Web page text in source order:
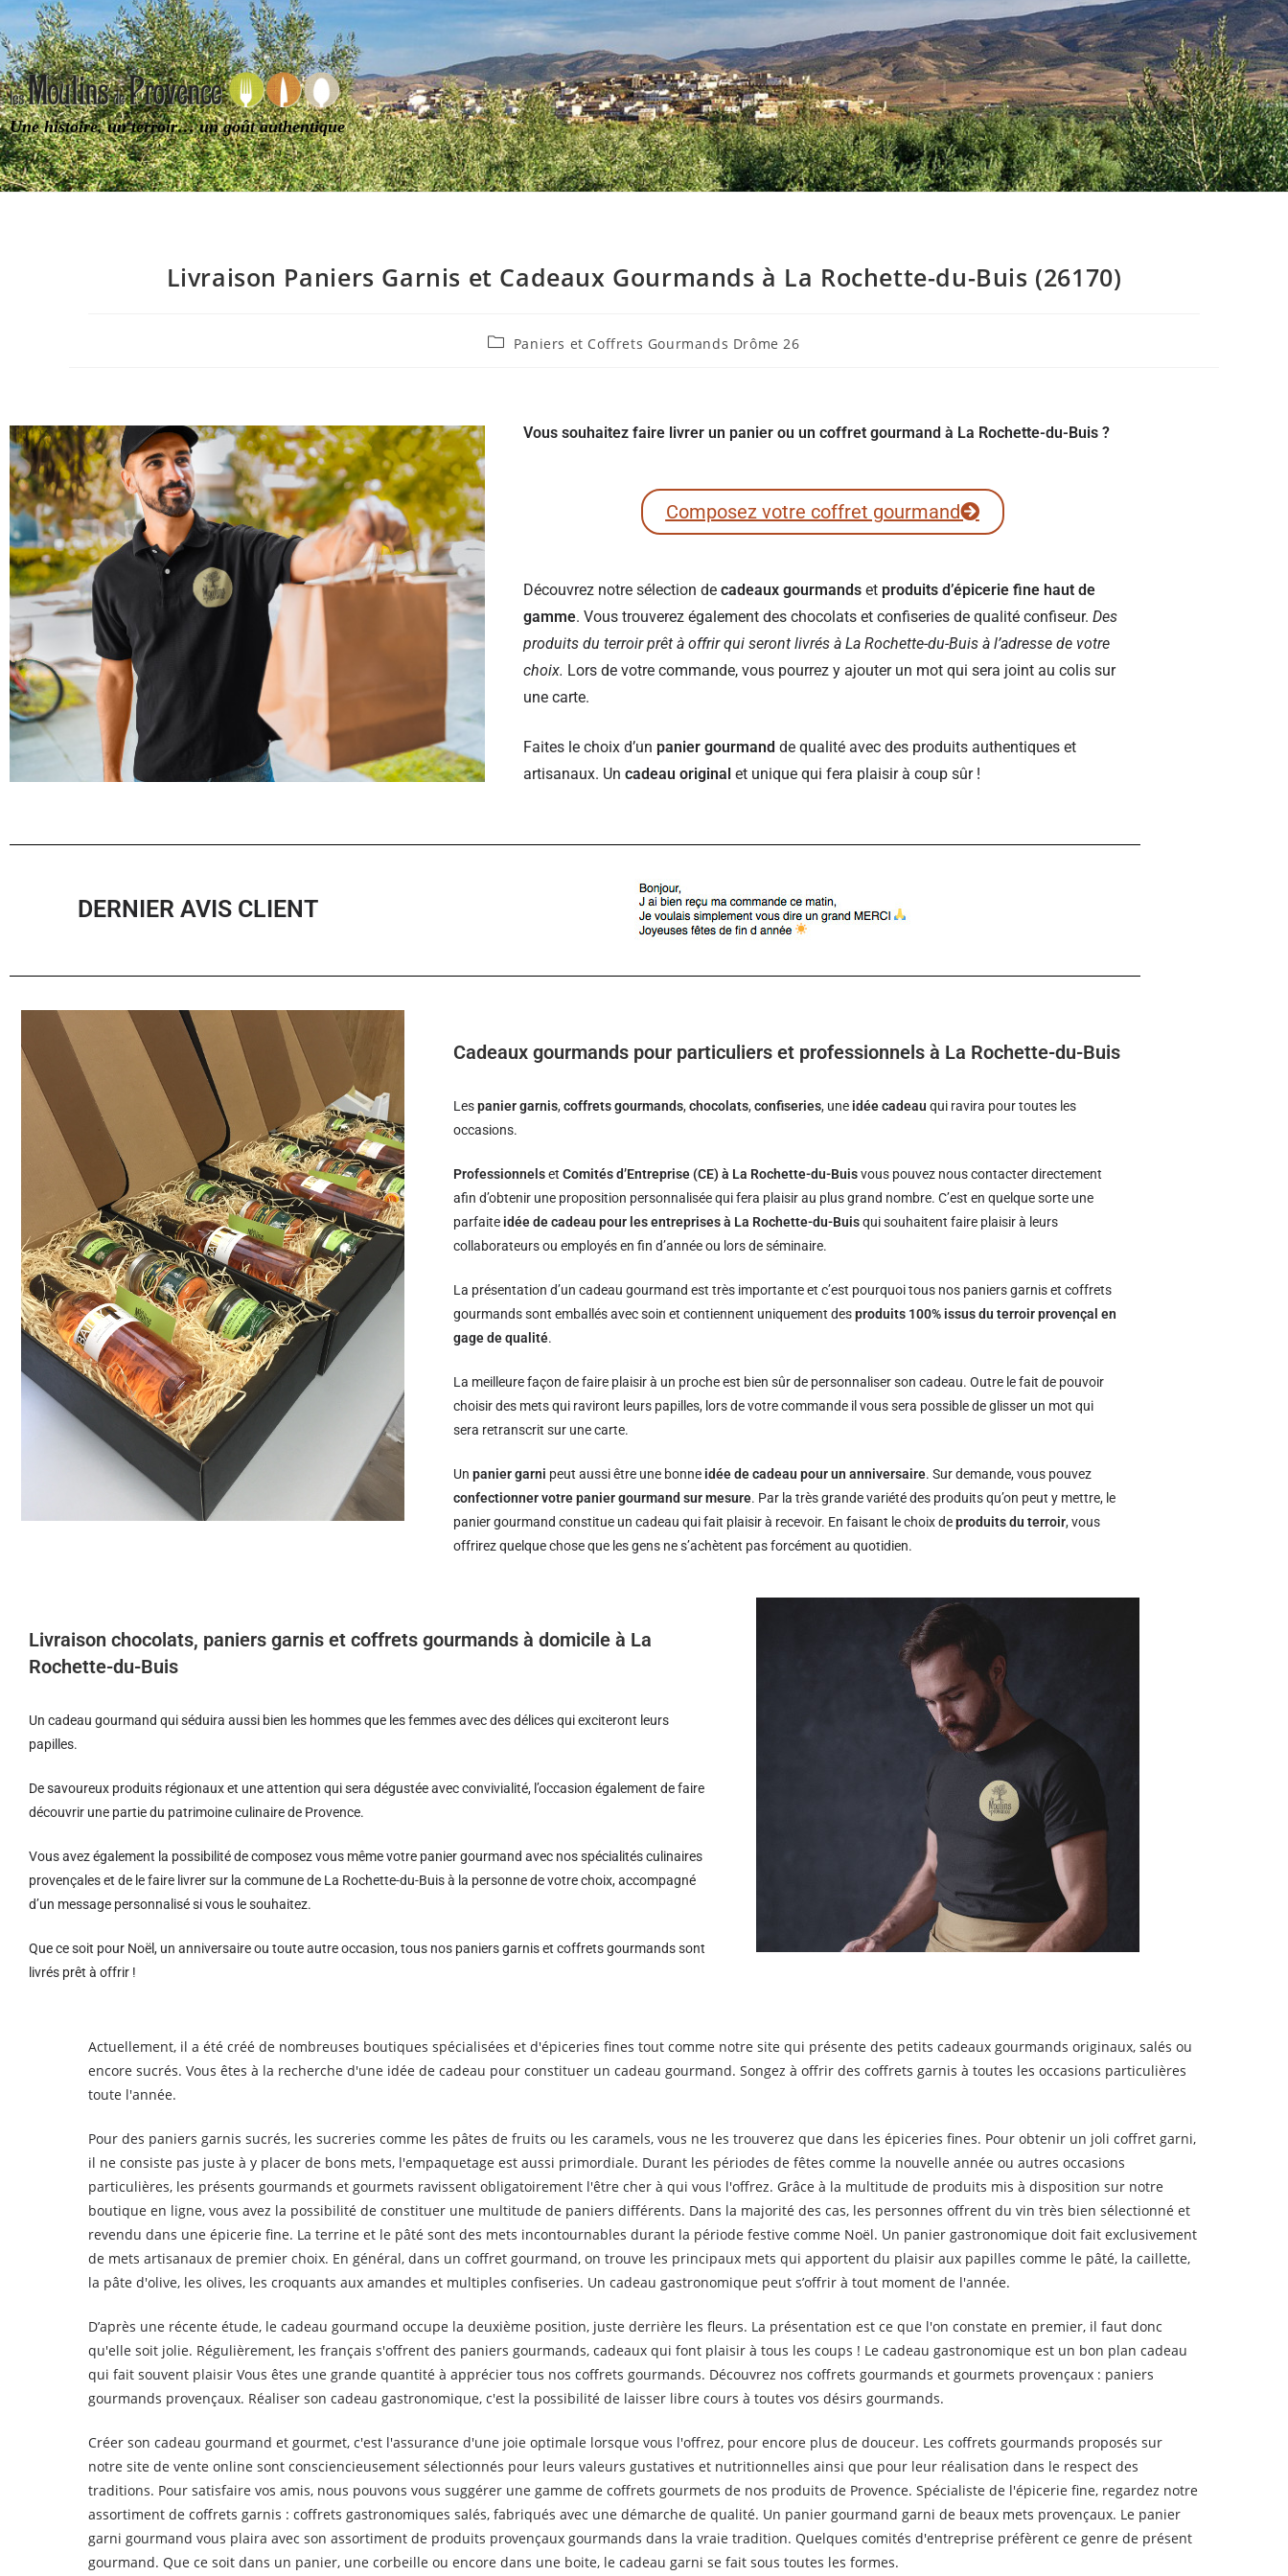
Une histoire, un terroir… un goût authentique
Livraison Paniers Garnis et Cadeaux Gourmands à La Rochette-du-Buis (26170)
Paniers et Coffrets Gourmands Drôme 26
Vous souhaitez faire livrer un panier ou un coffret gourmand à La Rochette-du-Buis ?
Composez votre coffret gourmand
Découvrez notre sélection de cadeaux gourmands et produits d’épicerie fine haut de
gamme. Vous trouverez également des chocolats et confiseries de qualité confiseur. Des
produits du terroir prêt à offrir qui seront livrés à La Rochette-du-Buis à l’adresse de votre
choix. Lors de votre commande, vous pourrez y ajouter un mot qui sera joint au colis sur
une carte.
Faites le choix d’un panier gourmand de qualité avec des produits authentiques et
artisanaux. Un cadeau original et unique qui fera plaisir à coup sûr !
DERNIER AVIS CLIENT
Cadeaux gourmands pour particuliers et professionnels à La Rochette-du-Buis
Lespanier garnis,coffrets gourmands,chocolats,confiseries, une idée cadeau qui ravira pour toutes les
occasions.
ProfessionnelsetComités d’Entreprise (CE) à La Rochette-du-Buisvous pouvez nous contacter directement
afin d’obtenir une proposition personnalisée qui fera plaisir au plus grand nombre. C’est en quelque sorte une
parfaite idée de cadeau pour les entreprises à La Rochette-du-Buisqui souhaitent faire plaisir à leurs
collaborateurs ou employés en fin d’année ou lors de séminaire.
La présentation d’un cadeau gourmand est très importante et c’est pourquoi tous nos paniers garnis et coffrets
gourmands sont emballés avec soin et contiennent uniquement desproduits 100% issus du terroir provençal en
gage de qualité.
La meilleure façon de faire plaisir à un proche est bien sûr de personnaliser son cadeau. Outre le fait de pouvoir
choisir des mets qui raviront leurs papilles, lors de votre commande il vous sera possible de glisser un mot qui
sera retranscrit sur une carte.
Unpanier garni peut aussi être une bonne idée de cadeau pour un anniversaire. Sur demande, vous pouvez
confectionner votre panier gourmand sur mesure. Par la très grande variété des produits qu’on peut y mettre, le
panier gourmand constitue un cadeau qui fait plaisir à recevoir. En faisant le choix deproduits du terroir, vous
offrirez quelque chose que les gens ne s’achètent pas forcément au quotidien.
Livraison chocolats, paniers garnis et coffrets gourmands à domicile à La
Rochette-du-Buis
Un cadeau gourmand qui séduira aussi bien les hommes que les femmes avec des délices qui exciteront leurs
papilles.
De savoureux produits régionaux et une attention qui sera dégustée avec convivialité, l’occasion également de faire
découvrir une partie du patrimoine culinaire de Provence.
Vous avez également la possibilité de composez vous même votre panier gourmand avec nos spécialités culinaires
provençales et de le faire livrer sur la commune de La Rochette-du-Buis à la personne de votre choix, accompagné
d’un message personnalisé si vous le souhaitez.
Que ce soit pour Noël, un anniversaire ou toute autre occasion, tous nos paniers garnis et coffrets gourmands sont
livrés prêt à offrir !
Actuellement, il a été créé de nombreuses boutiques spécialisées et d'épiceries fines tout comme notre site qui présente des petits cadeaux gourmands originaux, salés ou
encore sucrés. Vous êtes à la recherche d'une idée de cadeau pour constituer un cadeau gourmand. Songez à offrir des coffrets garnis à toutes les occasions particulières
toute l'année.
Pour des paniers garnis sucrés, les sucreries comme les pâtes de fruits ou les caramels, vous ne les trouverez que dans les épiceries fines. Pour obtenir un joli coffret garni,
il ne consiste pas juste à y placer de bons mets, l'empaquetage est aussi primordiale. Durant les périodes de fêtes comme la nouvelle année ou autres occasions
particulières, les présents gourmands et gourmets ravissent obligatoirement l'être cher à qui vous l'offrez. Grâce à la multitude de produits mis à disposition sur notre
boutique en ligne, vous avez la possibilité de constituer une multitude de paniers différents. Dans la majorité des cas, les personnes offrent du vin très bien sélectionné et
revendu dans une épicerie fine. La terrine et le pâté sont des mets incontournables durant la période festive comme Noël. Un panier gastronomique doit fait exclusivement
de mets artisanaux de premier choix. En général, dans un coffret gourmand, on trouve les principaux mets qui apportent du plaisir aux papilles comme le pâté, la caillette,
la pâte d'olive, les olives, les croquants aux amandes et multiples confiseries. Un cadeau gastronomique peut s’offrir à tout moment de l'année.
D’après une récente étude, le cadeau gourmand occupe la deuxième position, juste derrière les fleurs. La présentation est ce que l'on constate en premier, il faut donc
qu'elle soit jolie. Régulièrement, les français s'offrent des paniers gourmands, cadeaux qui font plaisir à tous les coups ! Le cadeau gastronomique est un bon plan cadeau
qui fait souvent plaisir Vous êtes une grande quantité à apprécier tous nos coffrets gourmands. Découvrez nos coffrets gourmands et gourmets provençaux : paniers
gourmands provençaux. Réaliser son cadeau gastronomique, c'est la possibilité de laisser libre cours à toutes vos désirs gourmands.
Créer son cadeau gourmand et gourmet, c'est l'assurance d'une joie optimale lorsque vous l'offrez, pour encore plus de douceur. Les coffrets gourmands proposés sur
notre site de vente online sont consciencieusement sélectionnés pour leurs valeurs gustatives et nutritionnelles ainsi que pour leur réalisation dans le respect des
traditions. Pour satisfaire vos amis, nous pouvons vous suggérer une gamme de coffrets gourmets de nos produits de Provence. Spécialiste de l'épicerie fine, regardez notre
assortiment de coffrets garnis : coffrets gastronomiques salés, fabriqués avec une démarche de qualité. Un panier gourmand garni de beaux mets provençaux. Le panier
garni gourmand vous plaira avec son assortiment de produits provençaux gourmands dans la vraie tradition. Quelques comités d'entreprise préfèrent ce genre de présent
gourmand. Que ce soit dans un panier, une corbeille ou encore dans une boite, le cadeau garni se fait sous toutes les formes.